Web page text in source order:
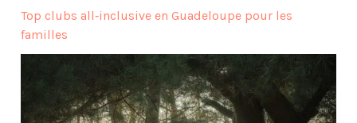
Top clubs all‑inclusive en Guadeloupe pour les
familles